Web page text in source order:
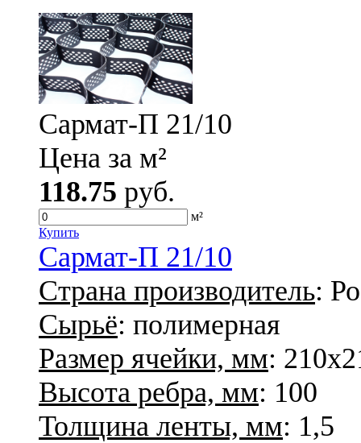
Сармат-П 21/10
Цена за м²
118.75 руб.
м²
Купить
Сармат-П 21/10
Страна производитель:
Сырьё: полимерная
Размер ячейки, мм:
Высота ребра, мм: 100
Толщина ленты, мм: 1,5